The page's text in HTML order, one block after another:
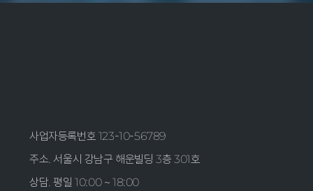
사업자등록번호 123-10-56789
주소. 서울시 강남구 해운빌딩 3층 301호
상담. 평일 10:00 ~ 18:00